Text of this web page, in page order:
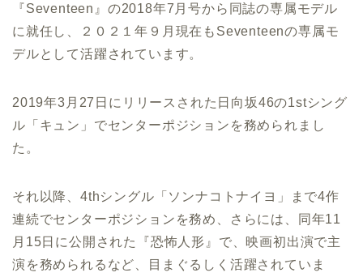
『Seventeen』の2018年7月号から同誌の専属モデル
に就任し、２０２１年９月現在もSeventeenの専属モ
デルとして活躍されています。
2019年3月27日にリリースされた日向坂46の1stシング
ル「キュン」でセンターポジションを務められまし
た。
それ以降、4thシングル「ソンナコトナイヨ」まで4作
連続でセンターポジションを務め、さらには、同年11
月15日に公開された『恐怖人形』で、映画初出演で主
演を務められるなど、目まぐるしく活躍されていま